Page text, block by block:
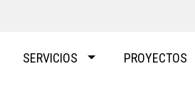
SERVICIOS PROYECTOS